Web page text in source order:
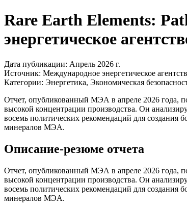
Rare Earth Elements:
энергетическое
Дата публикации: Апрель 2026 г.
Источник: Международное энергетическое
Категории: Энергетика, Экономическая
Отчет, опубликованный МЭА в апреле 2026 года,
высокой концентрации производства. Он
восемь политических рекомендаций для создания
минералов МЭА.
Описание-резюме отчета
Отчет, опубликованный МЭА в апреле 2026 года,
высокой концентрации производства. Он
восемь политических рекомендаций для создания
минералов МЭА.